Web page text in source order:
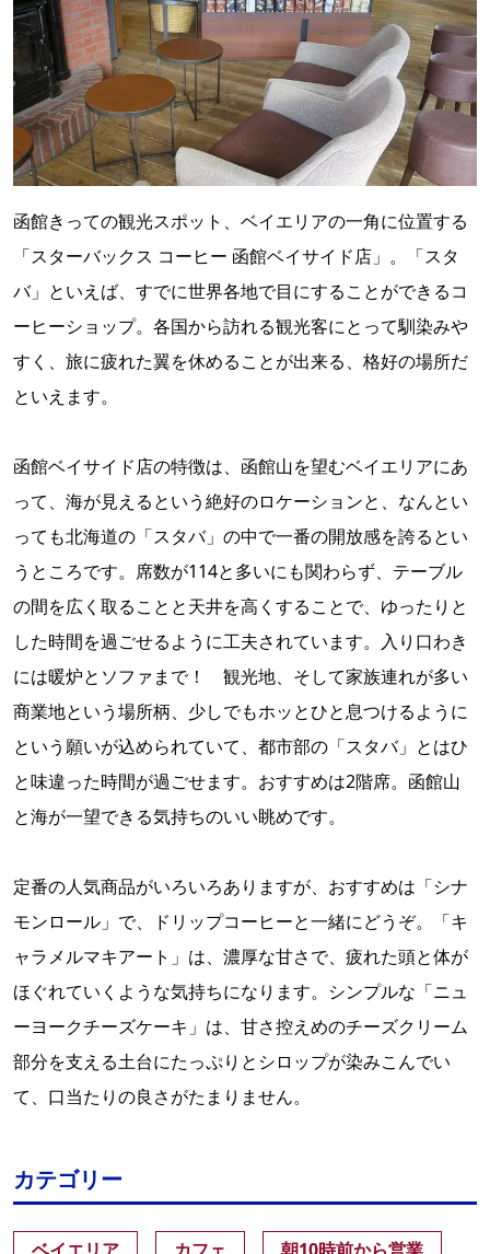
函館きっての観光スポット、ベイエリアの一角に位置する
「スターバックス コーヒー 函館ベイサイド店」。「スタ
バ」といえば、すでに世界各地で目にすることができるコ
ーヒーショップ。各国から訪れる観光客にとって馴染みや
すく、旅に疲れた翼を休めることが出来る、格好の場所だ
といえます。
函館ベイサイド店の特徴は、函館山を望むベイエリアにあ
って、海が見えるという絶好のロケーションと、なんとい
っても北海道の「スタバ」の中で一番の開放感を誇るとい
うところです。席数が114と多いにも関わらず、テーブル
の間を広く取ることと天井を高くすることで、ゆったりと
した時間を過ごせるように工夫されています。入り口わき
には暖炉とソファまで！ 観光地、そして家族連れが多い
商業地という場所柄、少しでもホッとひと息つけるように
という願いが込められていて、都市部の「スタバ」とはひ
と味違った時間が過ごせます。おすすめは2階席。函館山
と海が一望できる気持ちのいい眺めです。
定番の人気商品がいろいろありますが、おすすめは「シナ
モンロール」で、ドリップコーヒーと一緒にどうぞ。「キ
ャラメルマキアート」は、濃厚な甘さで、疲れた頭と体が
ほぐれていくような気持ちになります。シンプルな「ニュ
ーヨークチーズケーキ」は、甘さ控えめのチーズクリーム
部分を支える土台にたっぷりとシロップが染みこんでい
て、口当たりの良さがたまりません。
カテゴリー